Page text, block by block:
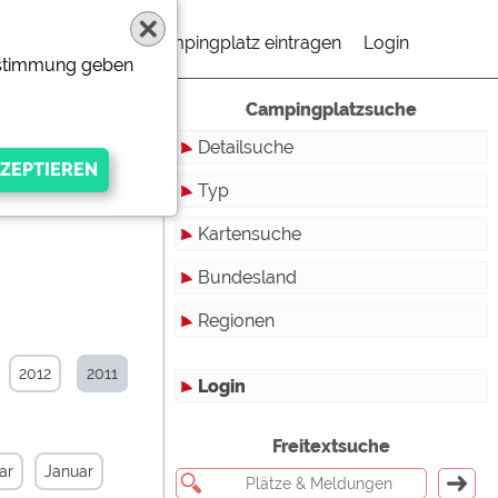
Campingplatz eintragen Login
2012 2011
Januar
Campingplatzsuche
Detailsuche
Typ
Touristikstellplätze
Dauerstellplätze
Reisemobilstellplätze
Bungalows
Kartensuche
Bundesland
Baden-Württemberg
Brandenburg
Regionen
Login
Freitextsuche
geben
Anbieters